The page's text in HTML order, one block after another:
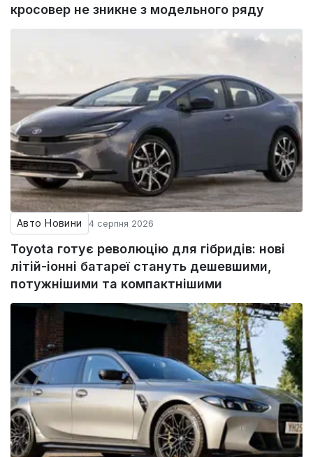
кросовер не зникне з модельного ряду
Авто Новини 4 серпня 2026
Toyota готує революцію для гібридів: нові
літій-іонні батареї стануть дешевшими,
потужнішими та компактнішими